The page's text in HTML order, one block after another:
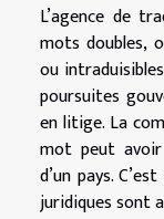
L’agence de
mots doubles,
ou
poursuites
en litige. La
mot peut
d’un pays.
juridiques sont